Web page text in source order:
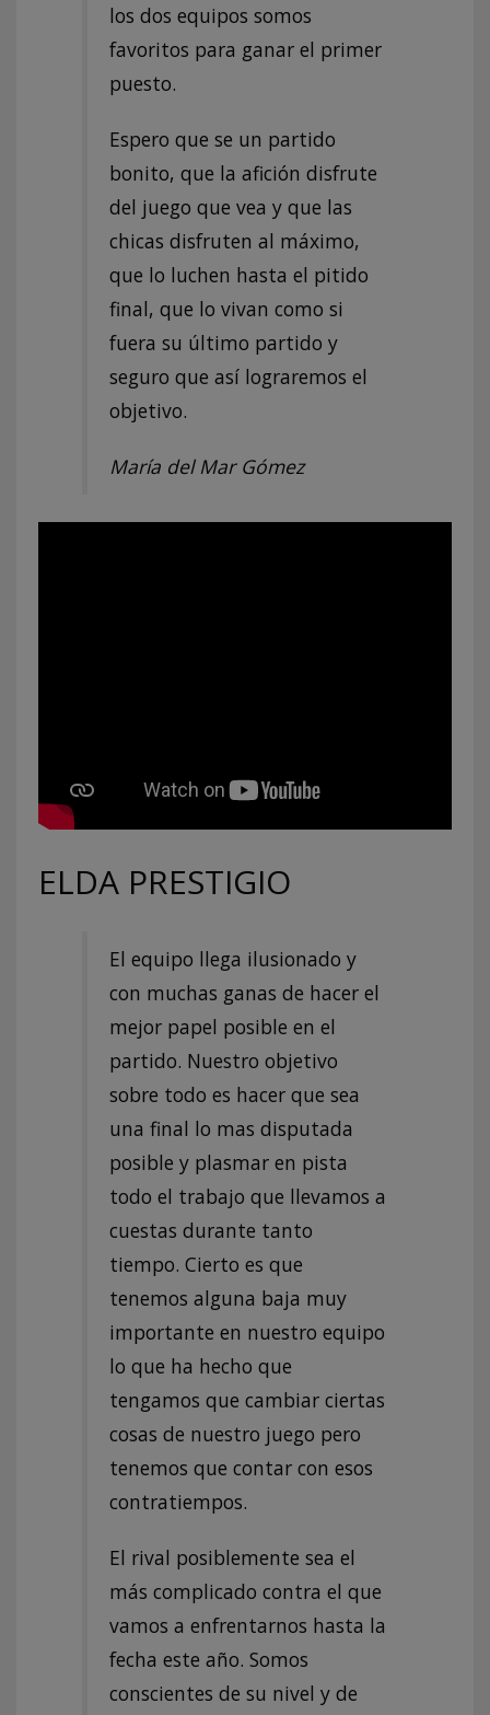
los dos equipos somos
favoritos para ganar el primer
puesto.
Espero que se un partido
bonito, que la afición disfrute
del juego que vea y que las
chicas disfruten al máximo,
que lo luchen hasta el pitido
final, que lo vivan como si
fuera su último partido y
seguro que así lograremos el
objetivo.
María del Mar Gómez
ELDA PRESTIGIO
El equipo llega ilusionado y
con muchas ganas de hacer el
mejor papel posible en el
partido. Nuestro objetivo
sobre todo es hacer que sea
una final lo mas disputada
posible y plasmar en pista
todo el trabajo que llevamos a
cuestas durante tanto
tiempo. Cierto es que
tenemos alguna baja muy
importante en nuestro equipo
lo que ha hecho que
tengamos que cambiar ciertas
cosas de nuestro juego pero
tenemos que contar con esos
contratiempos.
El rival posiblemente sea el
más complicado contra el que
vamos a enfrentarnos hasta la
fecha este año. Somos
conscientes de su nivel y de